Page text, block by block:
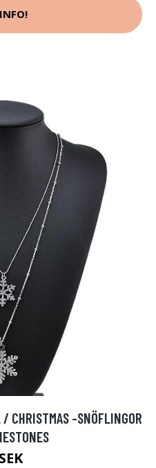
CHRISTMAS -SNÖFLINGOR